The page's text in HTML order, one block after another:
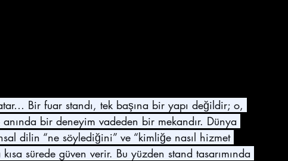
Bir fuar standı, tek başına bir yapı değildir; o,
bir deneyim vadeden bir mekandır. Dünya
dilin “ne söylediğini” ve “kimliğe nasıl hizmet
sürede güven verir. Bu yüzden stand tasarımında